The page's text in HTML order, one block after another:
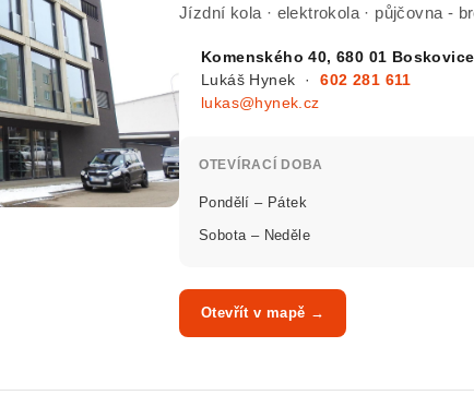
Jízdní kola · elektrokola · půjčovna -
Komenského 40, 680 01 Boskovice
Lukáš Hynek ·602 281 611
lukas@hynek.cz
OTEVÍRACÍ DOBA
Pondělí – Pátek
Sobota – Neděle
Otevřít v mapě →